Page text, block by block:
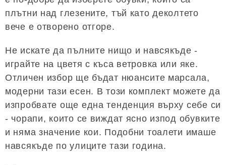
плътни над глезените, тъй като деколтето
вече е отворено отгоре.
Не искате да пълните нищо и навсякъде -
играйте на цветя с къса ветровка или яке.
Отличен избор ще бъдат нюансите марсала,
модерни тази есен. В този комплект можете да
изпробвате още една тенденция върху себе си
- чорапи, които се виждат ясно изпод обувките
и няма значение кои. Подобни тоалети имаше
навсякъде по улиците тази година.